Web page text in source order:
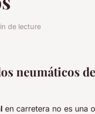
de lecture
neumáticos
en carretera no es una